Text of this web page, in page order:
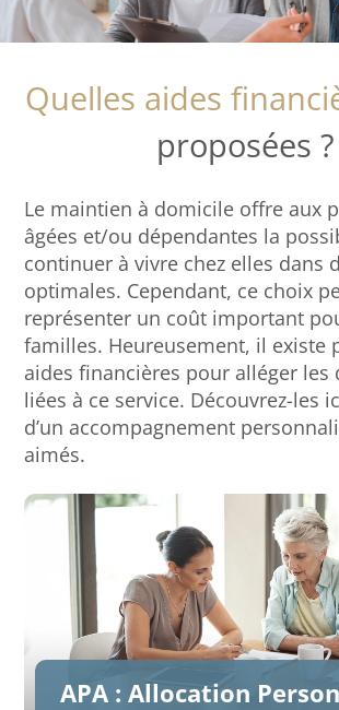
Quelles aides
proposées ?
Le maintien à domicile offre aux
âgées et/ou dépendantes la
continuer à vivre chez elles dans
optimales. Cependant, ce choix
représenter un coût important
familles. Heureusement, il existe
aides financières pour alléger les
liées à ce service. Découvrez-les
d’un accompagnement
aimés.
APA : Allocation